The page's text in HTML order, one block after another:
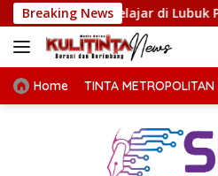
Langsung
ke
konten
Breaking News
Pelajar di Lubuk Pakam
Home TINTA METROPOLITAN